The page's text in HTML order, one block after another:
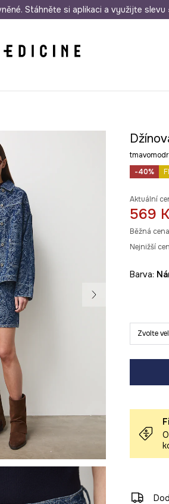
Odeslání i do 24 hodin 30
Stáhněte si aplikaci a využijte slevu
-40%
Aktuální
569
Běžná
Nejnižší
Barva:
Zvolte